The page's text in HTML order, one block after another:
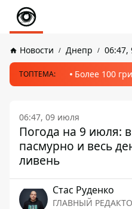
Новости Днепр
ТОПТЕМА: Более 100
06:47, 09 июля
Погода на 9 июля:
пасмурно и весь
ливень
Стаc Руденко
ГЛАВНЫЙ